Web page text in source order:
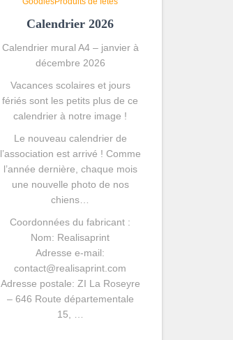
Calendrier 2026
Calendrier mural A4 – janvier à
décembre 2026
Vacances scolaires et jours
fériés sont les petits plus de ce
calendrier à notre image !
Le nouveau calendrier de
l’association est arrivé ! Comme
l’année dernière, chaque mois
une nouvelle photo de nos
chiens…
Coordonnées du fabricant :
Nom: Realisaprint
Adresse e-mail:
contact@realisaprint.com
Adresse postale: ZI La Roseyre
– 646 Route départementale
15, …